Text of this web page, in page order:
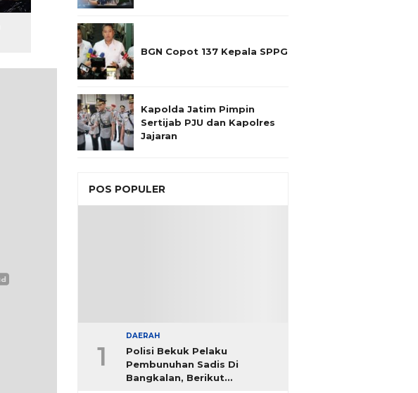
BGN Copot 137 Kepala SPPG
Kapolda Jatim Pimpin
Sertijab PJU dan Kapolres
Jajaran
POS POPULER
1
DAERAH
Polisi Bekuk Pelaku
Pembunuhan Sadis Di
Bangkalan, Berikut